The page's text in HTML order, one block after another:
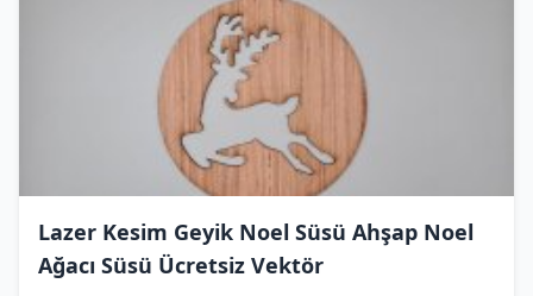
Lazer Kesim Geyik Noel Süsü Ahşap Noel
Ağacı Süsü Ücretsiz Vektör